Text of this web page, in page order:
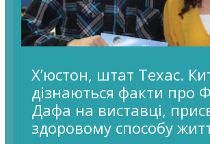
Х’юстон, штат Техас.
дізнаються факти про
Дафа на виставці,
здоровому способу